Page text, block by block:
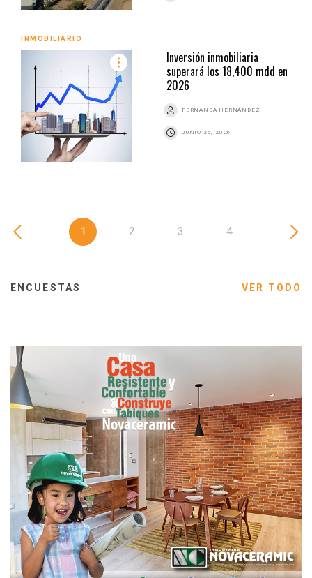
INMOBILIARIO
Inversión inmobiliaria
superará los 18,400 mdd en
2026
FERNANDA HERNÁNDEZ
JUNIO 26, 2026
1 2 3 4
ENCUESTAS VER TODO